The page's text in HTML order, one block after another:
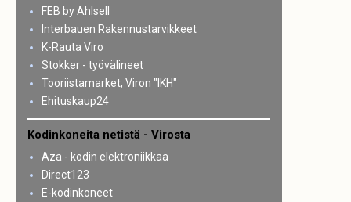
FEB by Ahlsell
Interbauen Rakennustarvikkeet
K-Rauta Viro
Stokker - työvälineet
Tooriistamarket, Viron "IKH"
Ehituskaup24
Kodinkoneita netistä - Virosta
Aza - kodin elektroniikkaa
Direct123
E-kodinkoneet